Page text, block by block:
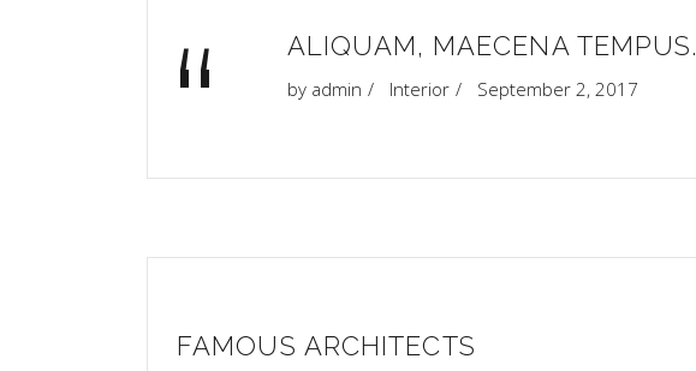
“ ALIQUAM, MAECENA TEMPUS.
by admin Interior September 2, 2017
FAMOUS ARCHITECTS